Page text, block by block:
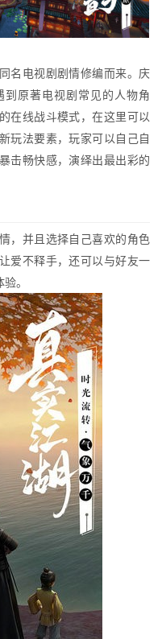
名电视剧剧情修编而来。庆
原著电视剧常见的人物角
在线战斗模式，在这里可以
玩法要素，玩家可以自己自
击畅快感，演绎出最出彩的
，并且选择自己喜欢的角色
爱不释手，还可以与好友一
。